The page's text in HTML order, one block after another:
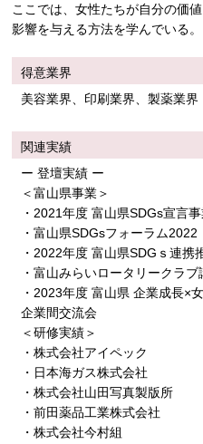
ここでは、女性たちが自分の価
影響を与える方法を学んでいる。
得意業界
美容業界、印刷業界、製薬業界
関連実績
ー 登壇実績 ー
＜富山県事業＞
・2021年度 富山県SDGs宣言
・富山県SDGsフォーラム2022
・2022年度 富山県SDGｓ連携
・富山みらいロータリークラブ
・2023年度 富山県 企業成長×
企業間交流会
＜研修実績＞
・株式会社アイペック
・日本海ガス株式会社
・株式会社山田写真製版所
・前田薬品工業株式会社
・株式会社今村組